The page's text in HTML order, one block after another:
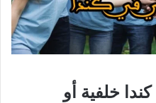
خلفية أو